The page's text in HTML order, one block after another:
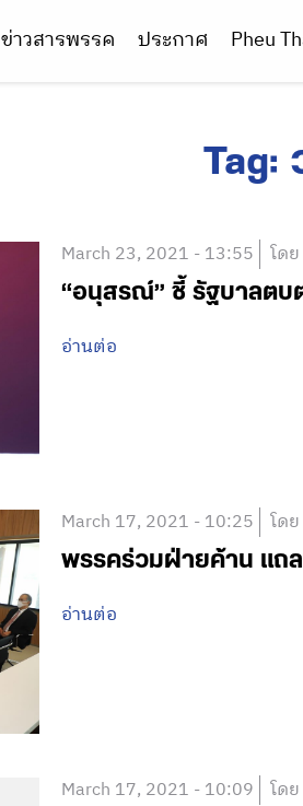
ข่าวสารพรรค ประกาศ Pheu
Tag:
March 23, 2021 - 13:55 โด
“อนุสรณ์” ชี้ รัฐบาลตบ
อ่านต่อ
March 17, 2021 - 10:25 โด
พรรคร่วมฝ่ายค้าน แถ
อ่านต่อ
March 17, 2021 - 10:09 โด